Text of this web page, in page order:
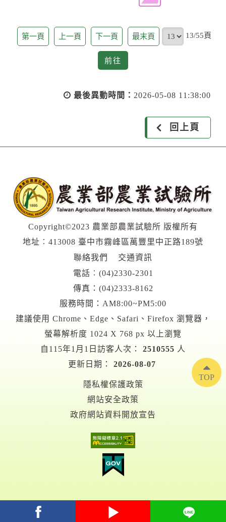
第一頁 上一頁 下一頁 最末頁 頁
13/55頁
前往
往
最後異動時間： 2026-05-08 11:38:00
回上頁
Copyright©2023 農業部農業試驗所 版權所有
地址︰413008 臺中市霧峰區萬豐里中正路189號
聯絡我們
交通資訊
電話︰ (04)2330-2301
傳真：(04)2333-8162
服務時間：AM8:00~PM5:00
建議使用 Chrome、Edge、Safari、Firefox 瀏覽器，
螢幕解析度 1024 X 768 px 以上瀏覽
自115年1月1日訪客人次：
2510555 人
更新日期：
2026-08-07
隱私權保護政策
網站安全政策
政府網站資料開放宣告
TOP